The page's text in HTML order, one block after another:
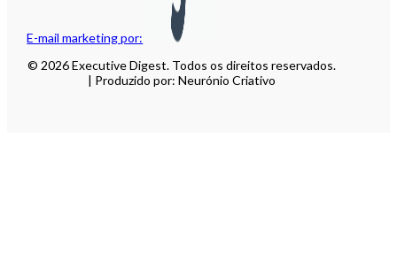
E-mail marketing por:
© 2026 Executive Digest. Todos os direitos reservados.
| Produzido por: Neurónio Criativo